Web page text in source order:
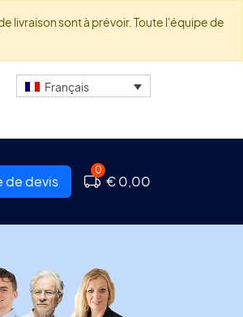
livraison sont à prévoir. Toute l'équipe de
Français
de devis
0
€ 0,00